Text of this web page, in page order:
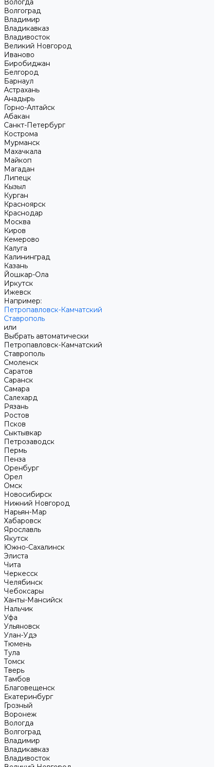
Вологда
Волгоград
Владимир
Владикавказ
Владивосток
Великий Новгород
Иваново
Биробиджан
Белгород
Барнаул
Астрахань
Анадырь
Горно-Алтайск
Абакан
Санкт-Петербург
Кострома
Мурманск
Махачкала
Майкоп
Магадан
Липецк
Кызыл
Курган
Красноярск
Краснодар
Москва
Киров
Кемерово
Калуга
Калининград
Казань
Йошкар-Ола
Иркутск
Ижевск
Например:
Петропавловск-Камчатский
Ставрополь
или
Выбрать автоматически
Петропавловск-Камчатский
Ставрополь
Смоленск
Саратов
Саранск
Самара
Салехард
Рязань
Ростов
Псков
Сыктывкар
Петрозаводск
Пермь
Пенза
Оренбург
Орел
Омск
Новосибирск
Нижний Новгород
Нарьян-Мар
Хабаровск
Ярославль
Якутск
Южно-Сахалинск
Элиста
Чита
Черкесск
Челябинск
Чебоксары
Ханты-Мансийск
Нальчик
Уфа
Ульяновск
Улан-Удэ
Тюмень
Тула
Томск
Тверь
Тамбов
Благовещенск
Екатеринбург
Грозный
Воронеж
Вологда
Волгоград
Владимир
Владикавказ
Владивосток